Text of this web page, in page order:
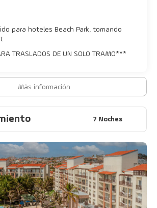
para hoteles Beach Park, tomando
TRASLADOS DE UN SOLO TRAMO***
Más información
7 Noches